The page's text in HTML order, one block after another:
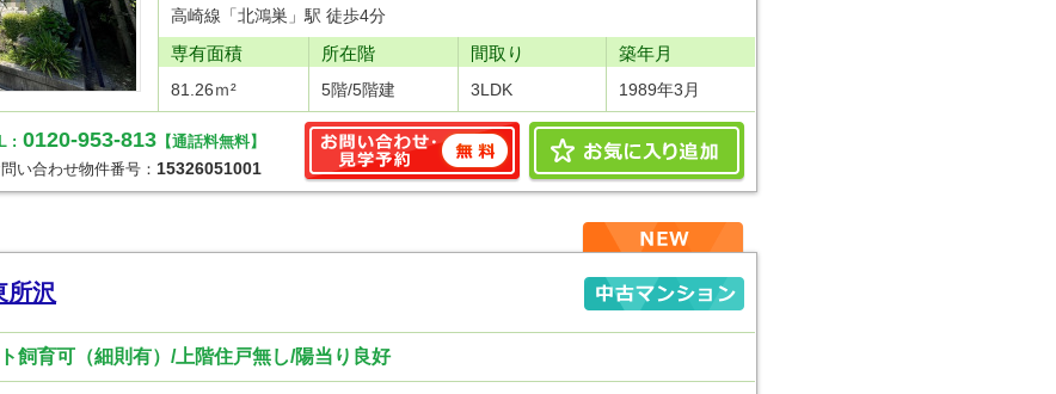
高崎線「北鴻巣」駅 徒歩4分
専有面積
81.26ｍ²
所在階
5階/5階建
間取り
3LDK
築年月
1989年3月
: 0120-953-813 【通話料無料】
い合わせ物件番号：15326051001
所沢
飼育可（細則有）/上階住戸無し/陽当り良好